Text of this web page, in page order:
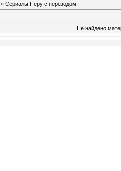
» Сериалы Перу с переводом
Не найдено